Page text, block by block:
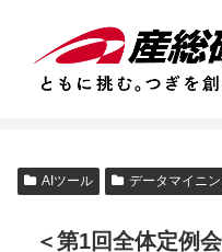
AIツール データマイニ
＜第1回全体定例